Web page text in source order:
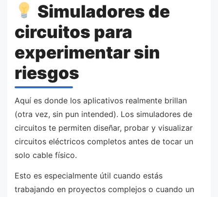
Simuladores de
circuitos para
experimentar sin
riesgos
Aquí es donde los aplicativos realmente brillan
(otra vez, sin pun intended). Los simuladores de
circuitos te permiten diseñar, probar y visualizar
circuitos eléctricos completos antes de tocar un
solo cable físico.
Esto es especialmente útil cuando estás
trabajando en proyectos complejos o cuando un